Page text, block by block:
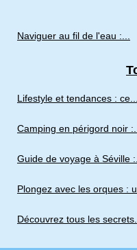
Naviguer au fil de l'eau :...
Lifestyle et tendances : ce...
Camping en périgord noir
Guide de voyage à Séville
Plongez avec les orques :
Découvrez tous les